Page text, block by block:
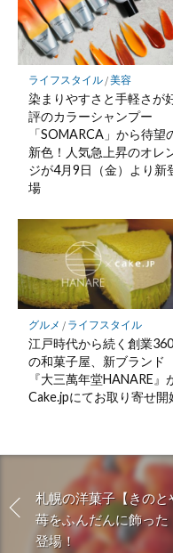
ライフスタイル/美容
染まりやすさと手軽さが
評のカラーシャンプー
「SOMARCA」から待望
新色！人気急上昇のオレ
ジが4月9日（金）より新
場
グルメ / ライフスタイル
江戸時代から続く創業
の和菓子屋、新ブランド
『大三萬年堂HANARE』
Cake.jpにてお取り寄せ開
札幌の洋菓子【きの
苺をふんだんに飾っ
登場！